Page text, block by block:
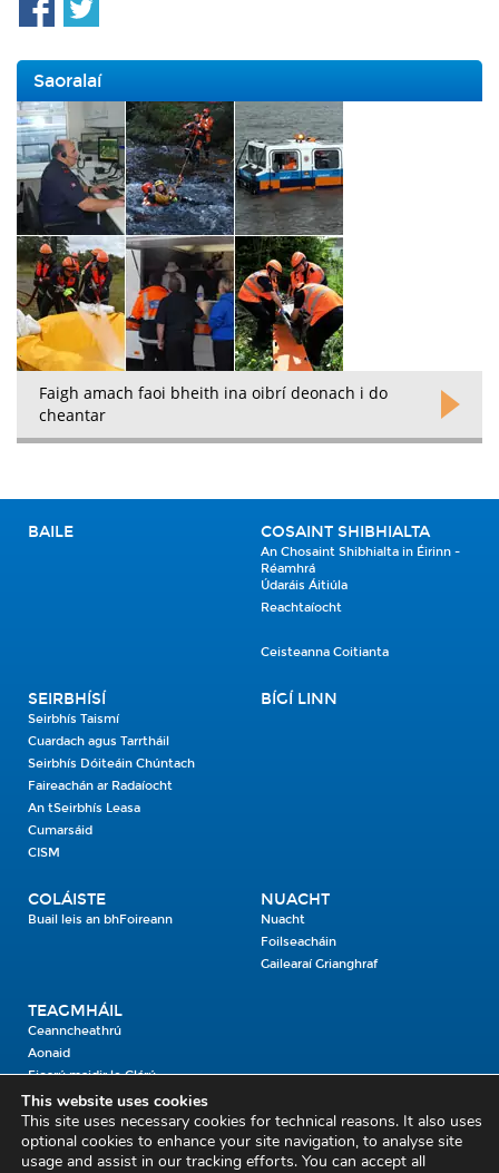
Saoralaí
Faigh amach faoi bheith ina oibrí deonach i do
cheantar
BAILE COSAINT SHIBHIALTA
An Chosaint Shibhialta in Éirinn -
Réamhrá
Údaráis Áitiúla
Reachtaíocht
Ceisteanna Coitianta
SEIRBHÍSÍ
Seirbhís Taismí
Cuardach agus Tarrtháil
Seirbhís Dóiteáin Chúntach
Faireachán ar Radaíocht
An tSeirbhís Leasa
Cumarsáid
CISM
BÍGÍ LINN
COLÁISTE
Buail leis an bhFoireann
NUACHT
Nuacht
Foilseacháin
Gailearaí Grianghraf
TEAGMHÁIL
Ceanncheathrú
Aonaid
Fiosrú maidir le Clárú
Cosaint Shibhialta,
An Bheannach Mhór,
This website uses cookies
This site uses necessary cookies for technical reasons. It also uses
optional cookies to enhance your site navigation, to analyse site
usage and assist in our tracking efforts. You can accept all